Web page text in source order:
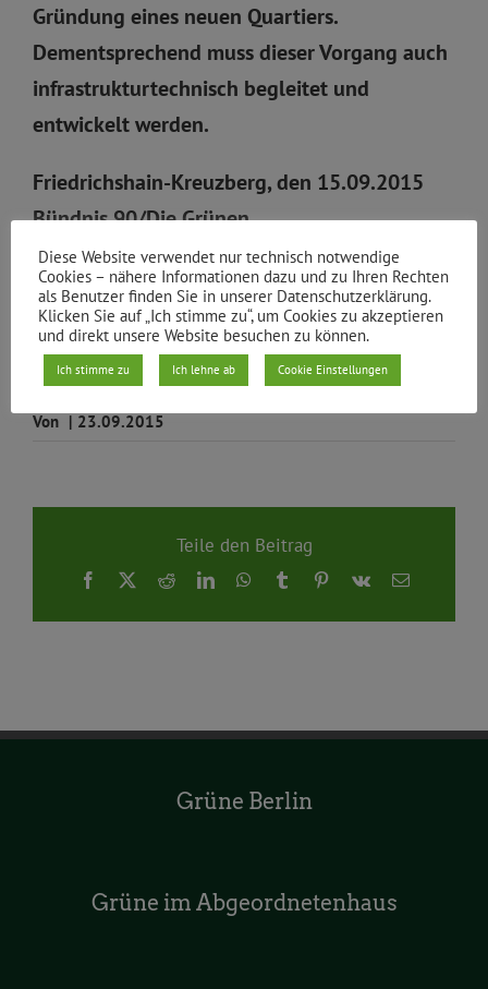
Gründung eines neuen Quartiers.
Dementsprechend muss dieser Vorgang auch
infrastrukturtechnisch begleitet und
entwickelt werden.
Friedrichshain-Kreuzberg, den 15.09.2015
Bündnis 90/Die Grünen
Antragstellerin: Fadime Topac
Dateien
Flucht-Unterkunft – Infrastruktur
Von | 23.09.2015
Teile den Beitrag
Facebook
X RedditLinkedInWhatsApp
TumblrPinterest
Vk
E-
Grüne Berlin
Grüne im Abgeordnetenhaus
Diese Website verwendet nur technisch notwendige
Cookies – nähere Informationen dazu und zu Ihren Rechten
als Benutzer finden Sie in unserer Datenschutzerklärung.
Klicken Sie auf „Ich stimme zu“, um Cookies zu akzeptieren
und direkt unsere Website besuchen zu können.
Ich stimme zu Ich lehne ab Cookie Einstellungen